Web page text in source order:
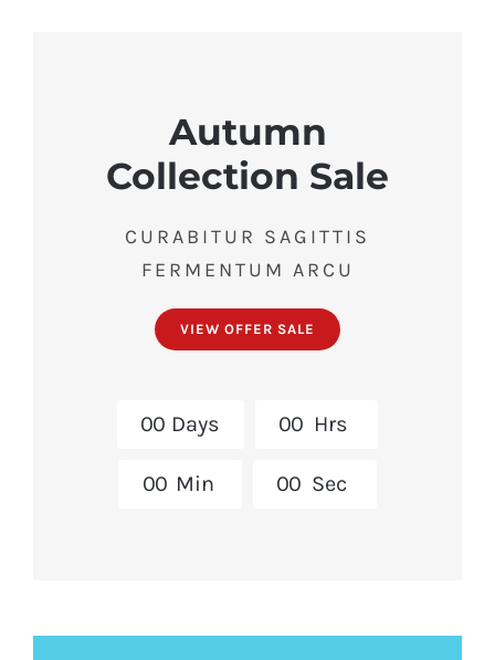
Autumn
Collection Sale
CURABITUR SAGITTIS
FERMENTUM ARCU
VIEW OFFER SALE
00 Days 00 Hrs
00 Min 00 Sec